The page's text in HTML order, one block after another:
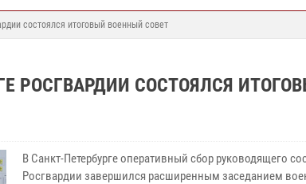
состоялся итоговый военный совет
РОСГВАРДИИ СОСТОЯЛСЯ
В Санкт-Петербурге оперативный сбор руководящего
Росгвардии завершился расширенным заседанием